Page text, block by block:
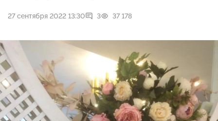
27 сентября 2022 13:30 3 37 178